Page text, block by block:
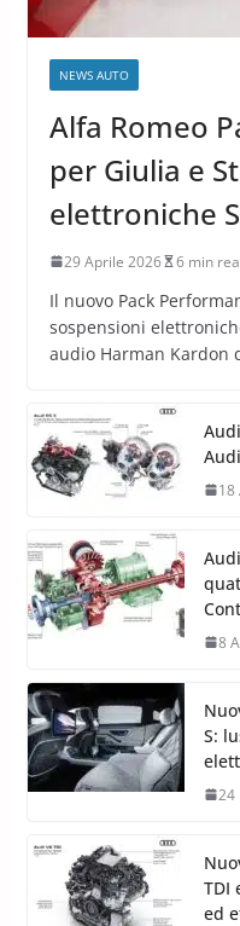
NEWS AUTO
Alfa Romeo
per Giulia e
elettroniche
29 Aprile 2026 6 min
Il nuovo Pack
sospensioni
audio Harman Kardon
18
8
S:
24
TDI
ed